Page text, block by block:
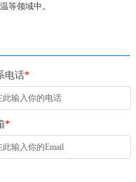
等领域中。
电话*
*